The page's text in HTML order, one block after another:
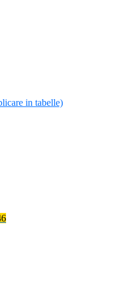
in tabelle)